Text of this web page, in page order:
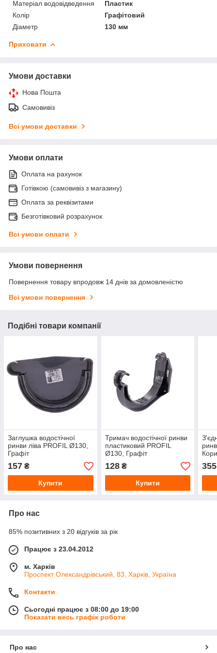
Матеріал водовідведення
Пластик
Колір
Графітовий
Діаметр
130 мм
Приховати
Умови доставки
Нова Пошта
Самовивіз
Всі умови доставки
Умови оплати
Оплата на рахунок
Готівкою (самовивіз з магазину)
Оплата за реквізитами
Безготівковий розрахунок
Всі умови оплати
Умови повернення
Повернення товару впродовж 14 днів за домовленістю
Всі умови повернення
Подібні товари компанії
Заглушка водостічної
ринви ліва PROFIL Ø130,
Графіт
157 ₴
Купити
Тримач водостічної ринви
пластиковий PROFIL
Ø130, Графіт
128₴
Купити
355
Про нас
85% позитивних з 20 відгуків за рік
Працює з 23.04.2012
м. Харків
Проспект Олександрівський, 83, Харків, Україна
Контакти
Сьогодні працює з 08:00 до 19:00
Показати весь графік роботи
Про нас